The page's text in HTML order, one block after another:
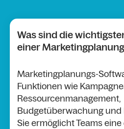
Was sind die
einer
Marketingplanungs-
Funktionen wie
Ressourcenmanagement,
Budgetüberwachung und
Sie ermöglicht Teams